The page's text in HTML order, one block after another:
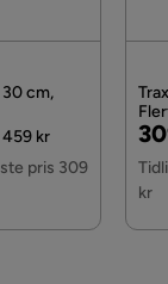
cm,
459 kr
pris 309
kr